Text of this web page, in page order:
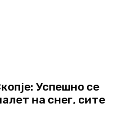
Успешно се
на снег, сите